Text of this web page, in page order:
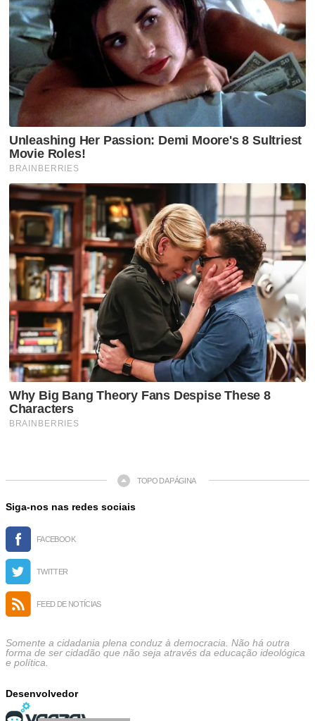
TOPO DA PÁGINA
Siga-nos nas redes sociais
FACEBOOK
TWITTER
FEED DE NOTÍCIAS
Somente a cidadania plena conduz à democracia. Não há outra
forma de ser cidadão que não seja através da educação ideológica
e política.
Desenvolvedor